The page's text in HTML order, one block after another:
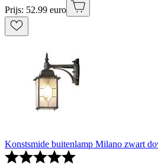
Prijs: 52.99 euro
Konstsmide buitenlamp Milano zwart